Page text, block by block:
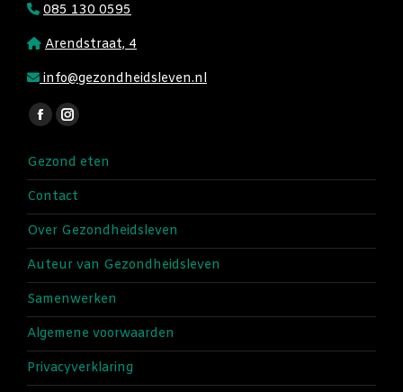
085 130 0595
Arendstraat, 4
info@gezondheidsleven.nl
Vind ons op:
Facebook
opens
in
new
Instagram
opens
in
new
Gezond eten
Contact
Over Gezondheidsleven
Auteur van Gezondheidsleven
Samenwerken
Algemene voorwaarden
Privacyverklaring